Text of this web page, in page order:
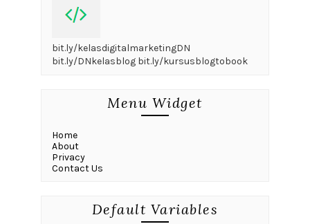
bit.ly/kelasdigitalmarketingDN
bit.ly/DNkelasblog bit.ly/kursusblogtobook
Menu Widget
Home
About
Privacy
Contact Us
Default Variables